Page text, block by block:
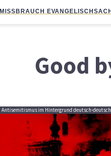
MISSBRAUCH EVANGELISCH
Good
Antisemitismus im Hintergrund deutsch-